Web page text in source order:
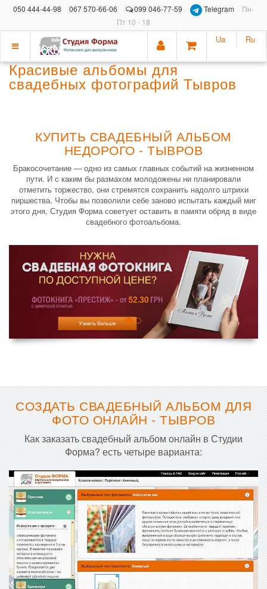
050 444-44-98 067 570-66-06 099 046-77-59 Telegram
Пн-
Пт 10 - 18
Показать
меню
Ua Ru
Красивые альбомы для
свадебных фотографий Тывров
КУПИТЬ СВАДЕБНЫЙ АЛЬБОМ
НЕДОРОГО - ТЫВРОВ
Бракосочетание — одно из самых главных событий на жизненном
пути. И с каким бы размахом молодожены ни планировали
отметить торжество, они стремятся сохранить надолго штрихи
пиршества. Чтобы вы позволили себе заново испытать каждый миг
этого дня, Студия Форма советует оставить в памяти обряд в виде
свадебного фотоальбома.
СОЗДАТЬ СВАДЕБНЫЙ АЛЬБОМ ДЛЯ
ФОТО ОНЛАЙН - ТЫВРОВ
Как заказать свадебный альбом онлайн в Студии
Форма? есть четыре варианта: